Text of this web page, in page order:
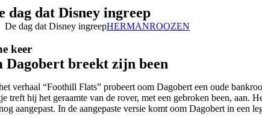
Ga
naar
inhoud
dag dat Disney ingreep
De dag dat Disney ingreepHERMANROOZEN
keer
Dagobert breekt zijn been
verhaal “Foothill Flats” probeert oom Dagobert een oude
treft hij het geraamte van de rover, met een gebroken been, aan.
aangepast. In de aangepaste versie komt oom Dagobert in een